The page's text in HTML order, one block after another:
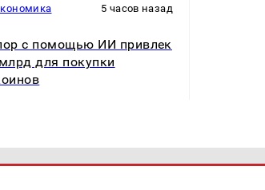
5 часов назад
с помощью ИИ привлек
для покупки